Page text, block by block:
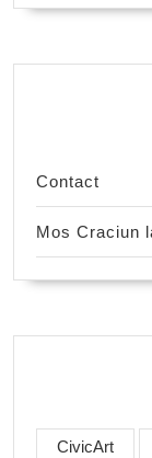
Contact
Mos Craciun
CivicArt